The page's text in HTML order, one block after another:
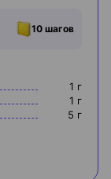
10 шагов
1 г
1 г
5 г